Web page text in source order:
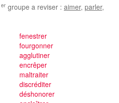
er groupe a reviser : aimer, parler,
fenestrer
fourgonner
agglutiner
encrêper
maltraiter
discréditer
déshonorer